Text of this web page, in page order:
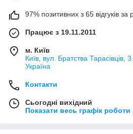
97% позитивних з 65 відгуків за
Працює з 19.11.2011
м. Київ
Київ, вул. Братства Тарасівців,
Україна
Контакти
Сьогодні вихідний
Показати весь графік роботи